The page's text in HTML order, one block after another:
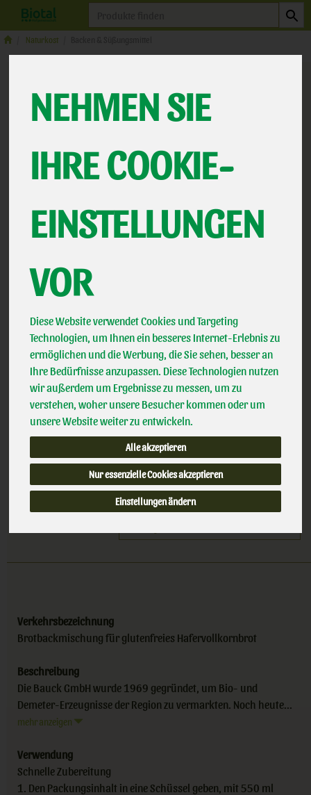
NEHMEN SIE
IHRE COOKIE-
EINSTELLUNGEN
VOR
Diese Website verwendet Cookies und Targeting
Technologien, um Ihnen ein besseres Internet-Erlebnis zu
ermöglichen und die Werbung, die Sie sehen, besser an
Ihre Bedürfnisse anzupassen. Diese Technologien nutzen
wir außerdem um Ergebnisse zu messen, um zu
verstehen, woher unsere Besucher kommen oder um
unsere Website weiter zu entwickeln.
Alle akzeptieren
Nur essenzielle Cookies akzeptieren
Einstellungen ändern
Naturkost
glutenfrei
Bauck
100% kbA BNN-Herst
HandelsklasseII
6,29 € / 600
(10,49 € / kg)
inkl. 7% MwSt.
Anzahl
6,29€
Verkehrsbezeichnung
Brotbackmischung für glutenfreies Hafervollkornbrot
Beschreibung
Die Bauck GmbH wurde 1969 gegründet, um Bio- und
Demeter-Erzeugnisse der Region zu vermarkten. Noch heute...
mehr anzeigen
Verwendung
Schnelle Zubereitung
1. Den Packungsinhalt in eine Schüssel geben, mit 550 ml